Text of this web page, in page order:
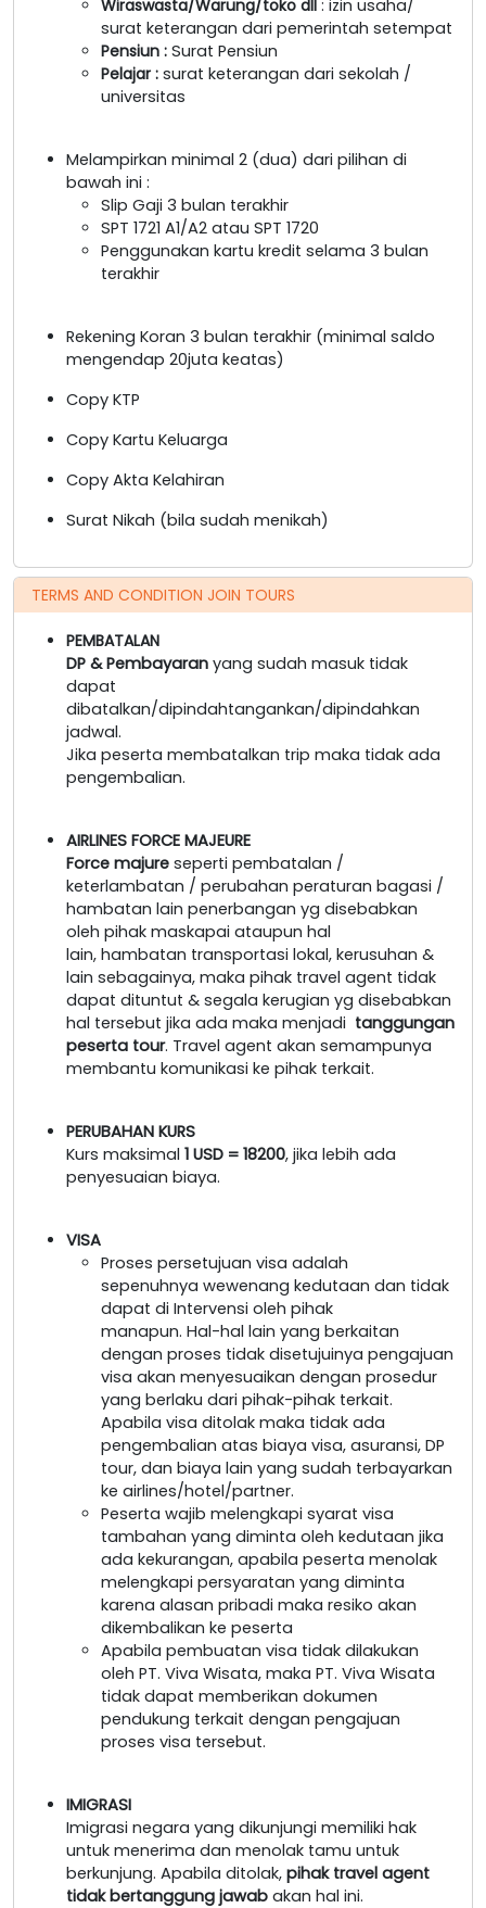
Wiraswasta/Warung/toko dll : izin usaha/
surat keterangan dari pemerintah setempat
Pensiun : Surat Pensiun
Pelajar : surat keterangan dari sekolah /
universitas
Melampirkan minimal 2 (dua) dari pilihan di
bawah ini :
Slip Gaji 3 bulan terakhir
SPT 1721 A1/A2 atau SPT 1720
Penggunakan kartu kredit selama 3 bulan
terakhir
Rekening Koran 3 bulan terakhir (minimal saldo
mengendap 20juta keatas)
Copy KTP
Copy Kartu Keluarga
Copy Akta Kelahiran
Surat Nikah (bila sudah menikah)
TERMS AND CONDITION JOIN TOURS
PEMBATALAN
DP & Pembayaran yang sudah masuk tidak
dapat
dibatalkan/dipindahtangankan/dipindahkan
jadwal.
Jika peserta membatalkan trip maka tidak ada
pengembalian.
AIRLINES FORCE MAJEURE
Force majure seperti pembatalan /
keterlambatan / perubahan peraturan bagasi /
hambatan lain penerbangan yg disebabkan
oleh pihak maskapai ataupun hal
lain, hambatan transportasi lokal, kerusuhan &
lain sebagainya, maka pihak travel agent tidak
dapat dituntut & segala kerugian yg disebabkan
hal tersebut jika ada maka menjadi tanggungan
peserta tour. Travel agent akan semampunya
membantu komunikasi ke pihak terkait.
PERUBAHAN KURS
Kurs maksimal 1 USD = 18200, jika lebih ada
penyesuaian biaya.
VISA
Proses persetujuan visa adalah
sepenuhnya wewenang kedutaan dan tidak
dapat di Intervensi oleh pihak
manapun. Hal-hal lain yang berkaitan
dengan proses tidak disetujuinya pengajuan
visa akan menyesuaikan dengan prosedur
yang berlaku dari pihak-pihak terkait.
Apabila visa ditolak maka tidak ada
pengembalian atas biaya visa, asuransi, DP
tour, dan biaya lain yang sudah terbayarkan
ke airlines/hotel/partner.
Peserta wajib melengkapi syarat visa
tambahan yang diminta oleh kedutaan jika
ada kekurangan, apabila peserta menolak
melengkapi persyaratan yang diminta
karena alasan pribadi maka resiko akan
dikembalikan ke peserta
Apabila pembuatan visa tidak dilakukan
oleh PT. Viva Wisata, maka PT. Viva Wisata
tidak dapat memberikan dokumen
pendukung terkait dengan pengajuan
proses visa tersebut.
IMIGRASI
Imigrasi negara yang dikunjungi memiliki hak
untuk menerima dan menolak tamu untuk
berkunjung. Apabila ditolak, pihak travel agent
tidak bertanggung jawab akan hal ini.